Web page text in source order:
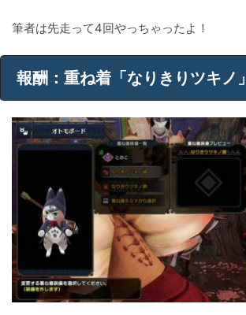
筆者は先走って4回やっちゃったよ！
報酬：重ね着「なりきりツキノ」